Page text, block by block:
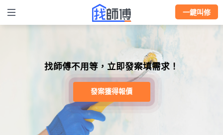
一鍵叫修
找師傅不用等，立即發案填需求！
發案獲得報價